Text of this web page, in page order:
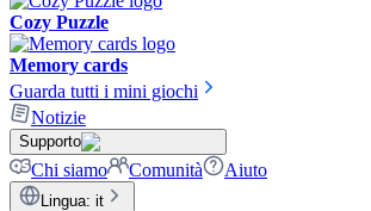
Cozy Puzzle
Memory cards
Guarda tutti i mini giochi
Notizie
Supporto
Chi siamo Comunità Aiuto
Lingua: it